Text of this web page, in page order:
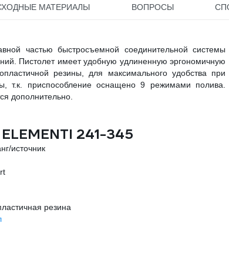
МАТЕРИАЛЫ ВОПРОСЫ
частью быстросъемной соединительной системы
Пистолет имеет удобную удлиненную эргономичную
резины, для максимального удобства при
т.к. приспособление оснащено 9 режимами полива.
дополнительно.
241-345
источник
резина